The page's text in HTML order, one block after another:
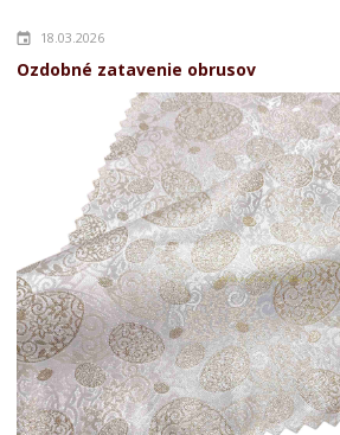
18.03.2026
Ozdobné zatavenie obrusov